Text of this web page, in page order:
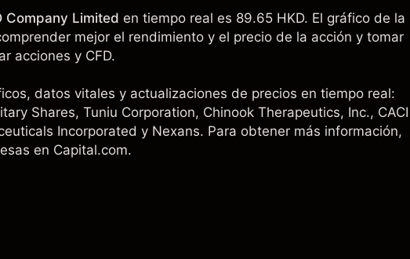
Company Limited en tiempo real es 89.65 HKD. El gráfico de la
mejor el rendimiento y el precio de la acción y tomar
acciones y CFD.
datos vitales y actualizaciones de precios en tiempo real:
Shares, Tuniu Corporation, Chinook Therapeutics, Inc., CACI
Incorporated y Nexans. Para obtener más información,
en Capital.com.